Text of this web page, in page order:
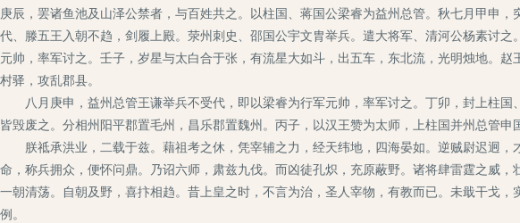
庚辰，罢诸鱼池及山泽公禁者，与百姓共之。以柱国、蒋国公梁睿为益州总管。秋七月甲申
代、滕五王入朝不趋，剑履上殿。荥州刺史、邵国公宇文胄举兵。遣大将军、清河公杨素讨
元帅，率军讨之。壬子，岁星与太白合于张，有流星大如斗，出五车，东北流，光明烛地。
村驿，攻乱郡县。
八月庚申，益州总管王谦举兵不受代，即以梁睿为行军元帅，率军讨之。丁卯，封上柱国
皆毁废之。分相州阳平郡置毛州，昌乐郡置魏州。丙子，以汉王赞为太师，上柱国并州总管
朕祗承洪业，二载于兹。藉祖考之休，凭宰辅之力，经天纬地，四海晏如。逆贼尉迟迥，
命，称兵拥众，便怀问鼎。乃诏六师，肃兹九伐。而凶徒孔炽，充原蔽野。诸将肆雷霆之威
一朝清荡。自朝及野，喜抃相趋。昔上皇之时，不言为治，圣人宰物，有教而已。未戢干戈
例。